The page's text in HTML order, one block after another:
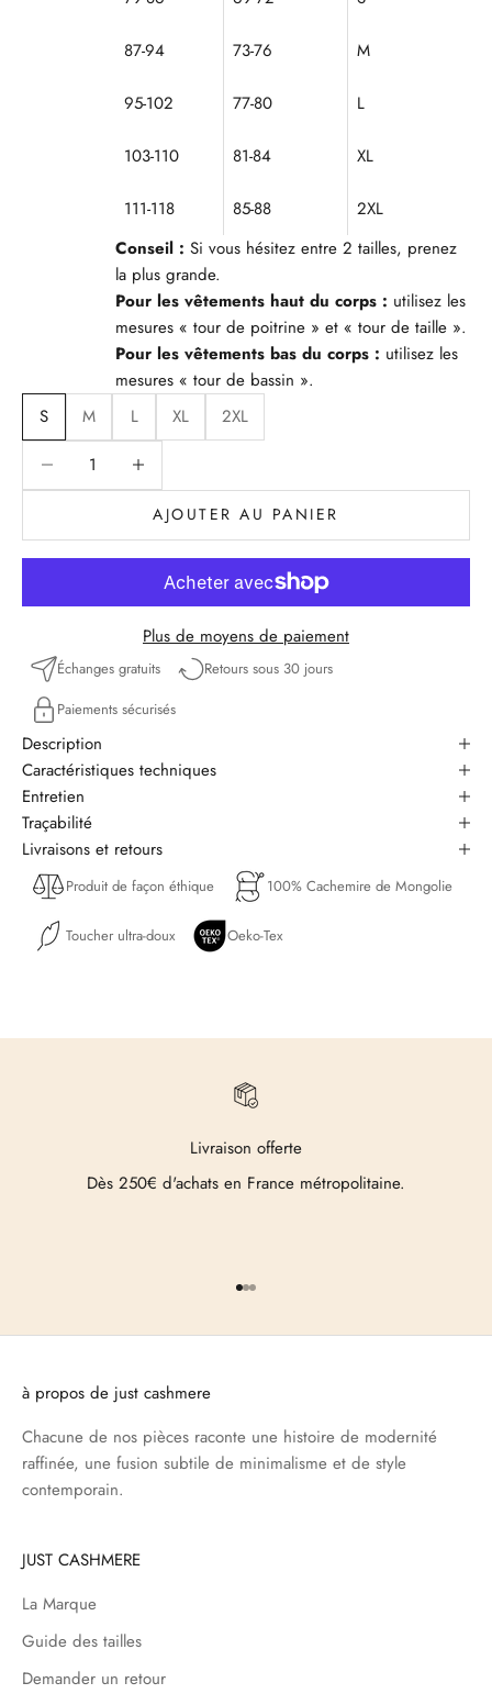
87-94 73-76 M
95-102 77-80 L
103-110 81-84 XL
111-118 85-88
2XL
Conseil : Si vous hésitez entre 2 tailles, prenez
la plus grande.
Pour les vêtements haut du corps : utilisez les
mesures « tour de poitrine » et « tour de taille ».
Pour les vêtements bas du corps : utilisez les
mesures « tour de bassin ».
S
M L XL
2XL
Diminuer la quantitéDiminuer la quantité
AJOUTER AU PANIER
Plus de moyens de paiement
Échanges gratuits
Retours sous 30 jours
Paiements sécurisés
Description
Caractéristiques techniques
Entretien
Traçabilité
Livraisons et retours
Produit de façon éthique 100% Cachemire de Mongolie
Toucher ultra-doux Oeko-Tex
Livraison offerte
Dès 250€ d'achats en France métropolitaine.
Aller à l'élément 1
Aller à l'élément 2
Aller à l'élément 3
à propos de just cashmere
Chacune de nos pièces raconte une histoire de modernité
raffinée, une fusion subtile de minimalisme et de style
contemporain.
JUST CASHMERE
La Marque
Guide des tailles
Demander un retour